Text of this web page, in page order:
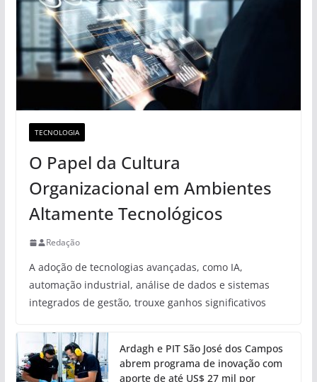
TECNOLOGIA
O Papel da Cultura
Organizacional em Ambientes
Altamente Tecnológicos
Redação
A adoção de tecnologias avançadas, como IA,
automação industrial, análise de dados e sistemas
integrados de gestão, trouxe ganhos significativos
Ardagh e PIT São José dos Campos
abrem programa de inovação com
aporte de até US$ 27 mil por